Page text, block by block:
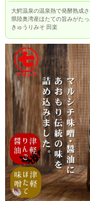
大鰐温泉の温泉熱で発酵熟成
県陸奥湾産ほたての旨みがた
きゅうりみそ 田楽